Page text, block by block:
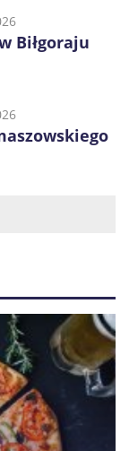
Biłgoraju